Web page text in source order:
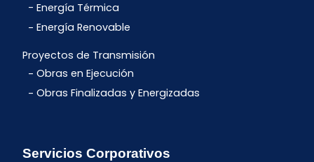
Energía Térmica
Energía Renovable
Proyectos de Transmisión
Obras en Ejecución
Obras Finalizadas y Energizadas
Servicios Corporativos